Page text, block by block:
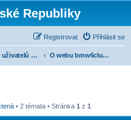
Republiky
Přihlásit se
Registrovat
Forum uživatelů a milovníků BMW6 O webu bmw6club.cz
• 2 témata • Stránka 1 z 1